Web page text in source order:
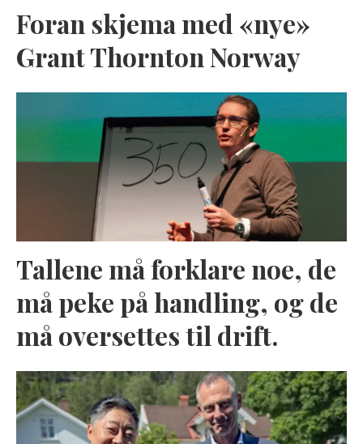
Foran skjema med «nye»
Grant Thornton Norway
Tallene må forklare noe, de
må peke på handling, og de
må oversettes til drift.